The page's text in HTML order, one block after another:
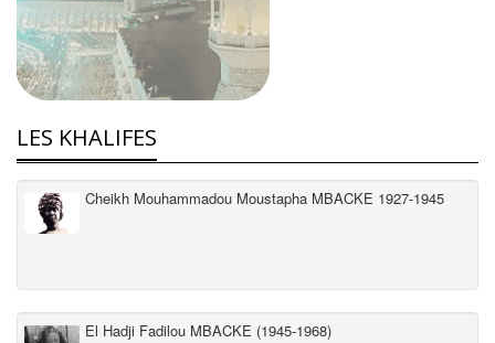
LES KHALIFES
Cheikh Mouhammadou Moustapha MBACKE 1927-1945
El Hadji Fadilou MBACKE (1945-1968)